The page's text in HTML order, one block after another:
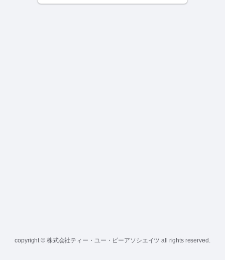
copyright © 株式会社ティー・ユー・ビーアソシエイツ all rights reserved.